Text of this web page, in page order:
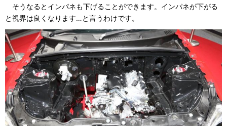
そうなるとインパネも下げることができます。インパネが下がる
と視界は良くなります…と言うわけです。